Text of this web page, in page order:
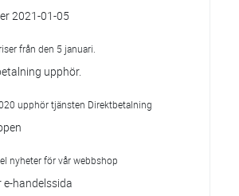
2021-01-05
från den 5 januari.
upphör.
upphör tjänsten Direktbetalning
nyheter för vår webbshop
e-handelssida